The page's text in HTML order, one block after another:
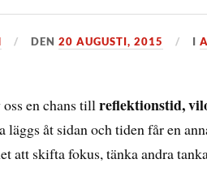
DEN20 AUGUSTI, 2015 I
oss en chans tillreflektionstid,
läggs åt sidan och tiden får en
skifta fokus, tänka andra